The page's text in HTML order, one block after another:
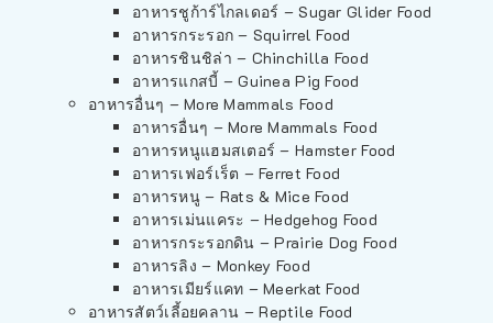
อาหารชูก้าร์ไกลเดอร์ – Sugar Glider Food
อาหารกระรอก – Squirrel Food
อาหารชินชิล่า – Chinchilla Food
อาหารแกสบี้ – Guinea Pig Food
อาหารอื่นๆ – More Mammals Food
อาหารอื่นๆ – More Mammals Food
อาหารหนูแฮมสเตอร์ – Hamster Food
อาหารเฟอร์เร็ต – Ferret Food
อาหารหนู – Rats & Mice Food
อาหารเม่นแคระ – Hedgehog Food
อาหารกระรอกดิน – Prairie Dog Food
อาหารลิง – Monkey Food
อาหารเมียร์แคท – Meerkat Food
อาหารสัตว์เลี้อยคลาน – Reptile Food